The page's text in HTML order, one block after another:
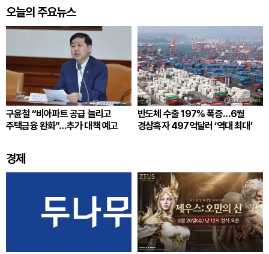
오늘의 주요뉴스
구윤철 “비아파트 공급 늘리고
주택금융 완화”…추가 대책 예고
반도체 수출 197% 폭증…6월
경상흑자 497억달러 ‘역대 최대’
경제